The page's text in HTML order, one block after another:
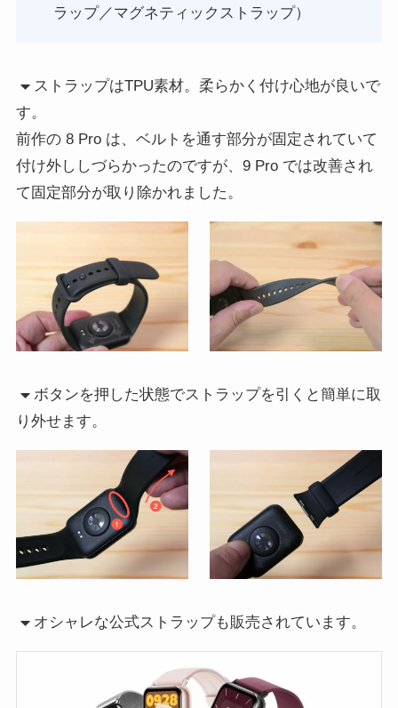
ラップ／マグネティックストラップ）
ストラップはTPU素材。柔らかく付け心地が良いで
す。
前作の 8 Pro は、ベルトを通す部分が固定されていて
付け外ししづらかったのですが、9 Pro では改善され
て固定部分が取り除かれました。
ボタンを押した状態でストラップを引くと簡単に取
り外せます。
オシャレな公式ストラップも販売されています。